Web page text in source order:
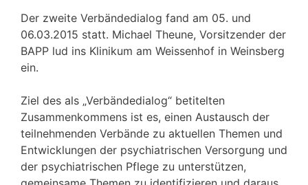
Der zweite Verbändedialog fand am 05. und
06.03.2015 statt. Michael Theune, Vorsitzender der
BAPP lud ins Klinikum am Weissenhof in Weinsberg
ein.
Ziel des als „Verbändedialog“ betitelten
Zusammenkommens ist es, einen Austausch der
teilnehmenden Verbände zu aktuellen Themen und
Entwicklungen der psychiatrischen Versorgung und
der psychiatrischen Pflege zu unterstützen,